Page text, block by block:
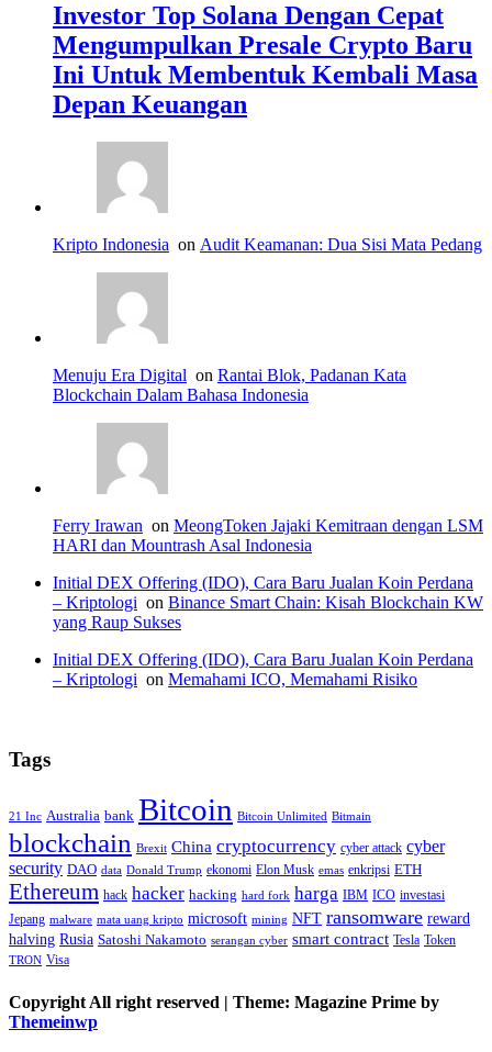
Investor Top Solana Dengan Cepat
Mengumpulkan Presale Crypto Baru
Ini Untuk Membentuk Kembali Masa
Depan Keuangan
Kripto Indonesia on Audit Keamanan: Dua Sisi Mata Pedang
Menuju Era Digital on Rantai Blok, Padanan Kata
Blockchain Dalam Bahasa Indonesia
Ferry Irawan on MeongToken Jajaki Kemitraan dengan LSM
HARI dan Mountrash Asal Indonesia
Initial DEX Offering (IDO), Cara Baru Jualan Koin Perdana
– Kriptologi on Binance Smart Chain: Kisah Blockchain KW
yang Raup Sukses
Initial DEX Offering (IDO), Cara Baru Jualan Koin Perdana
– Kriptologi on Memahami ICO, Memahami Risiko
Tags
21 Inc Australia bank Bitcoin Bitcoin Unlimited Bitmain
blockchain Brexit China cryptocurrency cyber attack cyber
security DAO data Donald Trump ekonomi Elon Musk emas enkripsi ETH
Ethereum hack hacker hacking hard fork harga IBM ICO investasi
Jepang malware mata uang kripto microsoft mining NFT ransomware reward
halving Rusia Satoshi Nakamoto serangan cyber smart contract Tesla Token
TRON Visa
Copyright All right reserved | Theme: Magazine Prime by
Themeinwp